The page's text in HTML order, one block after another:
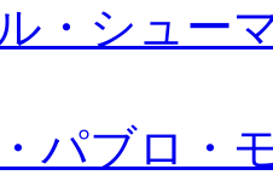
・シュー
パブロ・